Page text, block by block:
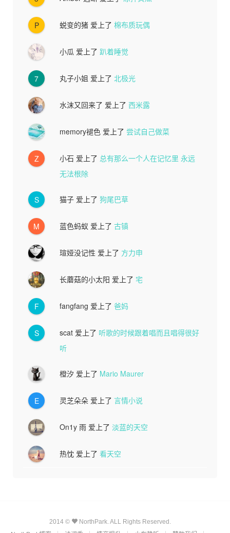
P 蜕变的猪 爱上了棉布质玩偶
小瓜 爱上了 趴着睡觉
7 丸子小姐 爱上了 北极光
水沫又回来了 爱上了西米露
memory褪色 爱上了 尝试自己做菜
Z 小石 爱上了 总有那么一个人在记忆里 永远
无法根除
S 猫子 爱上了狗尾巴草
M 蓝色蚂蚁 爱上了古镇
瑄娅没记性 爱上了 方力申
长蘑菇的小太阳 爱上了宅
F fangfang 爱上了爸妈
S scat 爱上了 听歌的时候跟着唱而且唱得很好
听
橙汐 爱上了 Mario Maurer
E 灵芝朵朵 爱上了言情小说
On1y 雨 爱上了淡蓝的天空
热忱 爱上了看天空
2014 ©
NorthPark. ALL Rights Reserved.